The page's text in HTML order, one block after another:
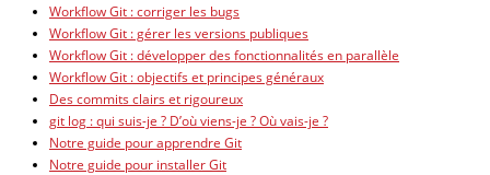
Workflow Git : corriger les bugs
Workflow Git : gérer les versions publiques
Workflow Git : développer des fonctionnalités en parallèle
Workflow Git : objectifs et principes généraux
Des commits clairs et rigoureux
git log : qui suis-je ? D’où viens-je ? Où vais-je ?
Notre guide pour apprendre Git
Notre guide pour installer Git